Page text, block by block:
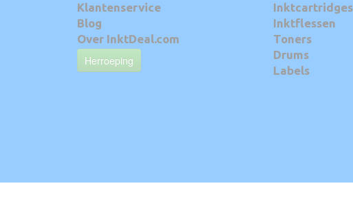
Klantenservice
Blog
Over InktDeal.com
Herroeping
Inktcartridges
Inktflessen
Toners
Drums
Labels